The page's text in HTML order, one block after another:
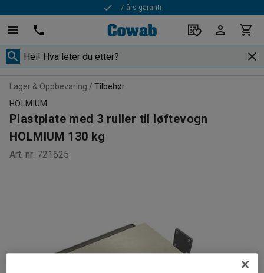
7 års garanti
Lager & Oppbevaring
Tilbehør
HOLMIUM
Plastplate med 3 ruller til løftevogn
HOLMIUM 130 kg
Art. nr: 721625